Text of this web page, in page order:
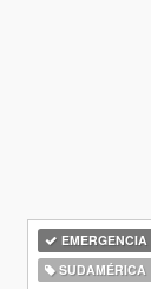
EMERGENCIA
SUDAMÉRICA